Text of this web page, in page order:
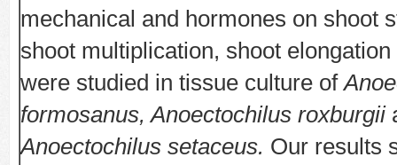
mechanical and hormones on shoot
shoot multiplication, shoot
were studied in tissue culture of
formosanus, Anoectochilus roxburgii
Anoectochilus setaceus. Our results